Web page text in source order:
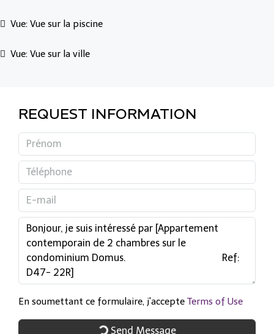
Vue: Vue sur la piscine
Vue: Vue sur la ville
REQUEST INFORMATION
En soumettant ce formulaire, j'accepte Terms of Use
Send Message